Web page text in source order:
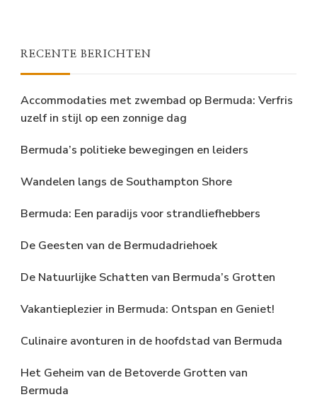
RECENTE BERICHTEN
Accommodaties met zwembad op Bermuda: Verfris
uzelf in stijl op een zonnige dag
Bermuda’s politieke bewegingen en leiders
Wandelen langs de Southampton Shore
Bermuda: Een paradijs voor strandliefhebbers
De Geesten van de Bermudadriehoek
De Natuurlijke Schatten van Bermuda’s Grotten
Vakantieplezier in Bermuda: Ontspan en Geniet!
Culinaire avonturen in de hoofdstad van Bermuda
Het Geheim van de Betoverde Grotten van
Bermuda